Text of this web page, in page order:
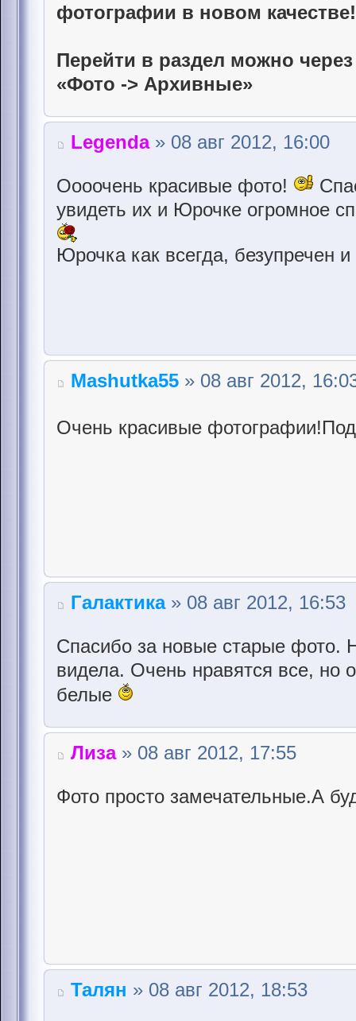
фотографии в новом качестве!
Перейти в раздел можно
«Фото -> Архивные»
Legenda» 08 авг 2012, 16:00
Оооочень красивые фото!
увидеть их и Юрочке огромное
Юрочка как всегда, безупречен
Mashutka55 » 08 авг 2012,
Очень красивые
Галактика» 08 авг 2012, 16:53
Спасибо за новые старые фото.
видела. Очень нравятся все, но
белые
Лиза» 08 авг 2012, 17:55
Фото просто замечательные.А
Талян » 08 авг 2012, 18:53